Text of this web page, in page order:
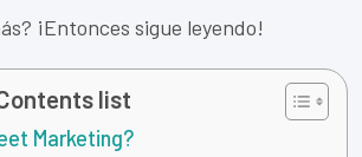
¡Entonces sigue leyendo!
list
Marketing?